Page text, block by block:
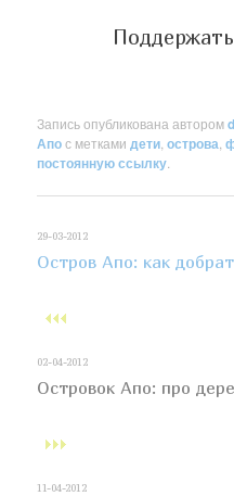
Запись опубликована автором
Апос метками дети ,острова ,
постоянную ссылку
29-03-2012
Остров Апо: как
02-04-2012
Островок Апо: про
11-04-2012